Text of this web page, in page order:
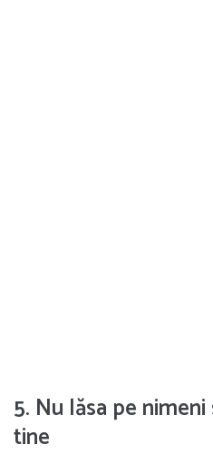
5. Nu lăsa pe
tine